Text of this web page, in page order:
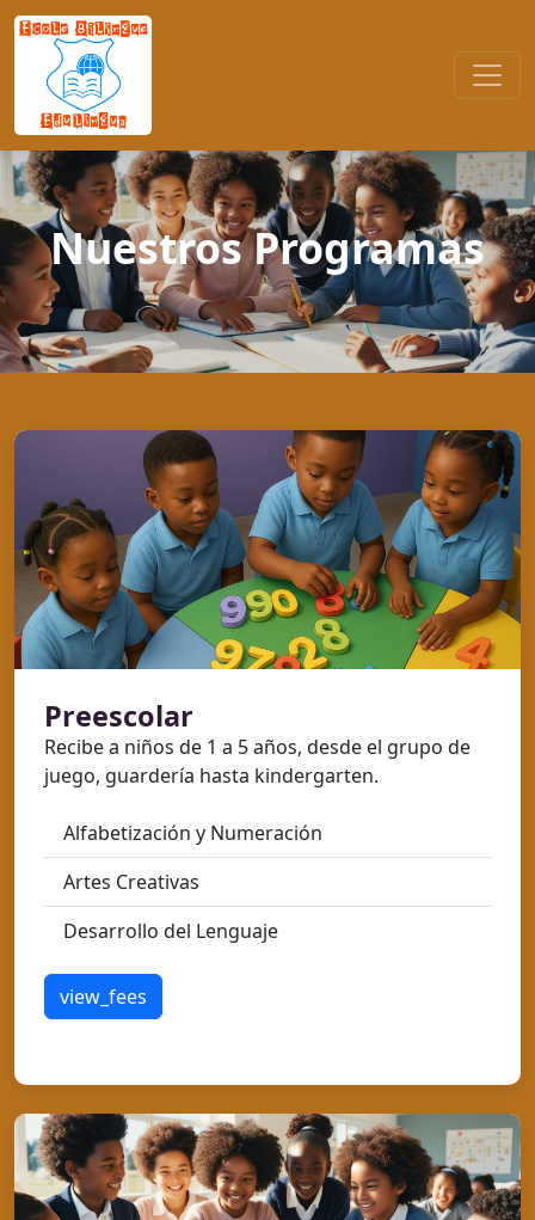
Nuestros Programas
Preescolar
Recibe a niños de 1 a 5 años, desde el grupo de
juego, guardería hasta kindergarten.
Alfabetización y Numeración
Artes Creativas
Desarrollo del Lenguaje
view_fees